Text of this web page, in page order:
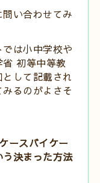
い合わせてみ
は小中学校や
初等中等教
して記載され
るのがよさそ
ースバイケー
決まった方法